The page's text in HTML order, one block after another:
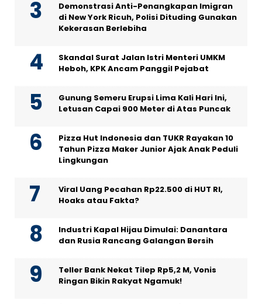
Demonstrasi Anti-Penangkapan Imigran
di New York Ricuh, Polisi Dituding Gunakan
Kekerasan Berlebiha
Skandal Surat Jalan Istri Menteri UMKM
Heboh, KPK Ancam Panggil Pejabat
Gunung Semeru Erupsi Lima Kali Hari Ini,
Letusan Capai 900 Meter di Atas Puncak
Pizza Hut Indonesia dan TUKR Rayakan 10
Tahun Pizza Maker Junior Ajak Anak Peduli
Lingkungan
Viral Uang Pecahan Rp22.500 di HUT RI,
Hoaks atau Fakta?
Industri Kapal Hijau Dimulai: Danantara
dan Rusia Rancang Galangan Bersih
Teller Bank Nekat Tilep Rp5,2 M, Vonis
Ringan Bikin Rakyat Ngamuk!